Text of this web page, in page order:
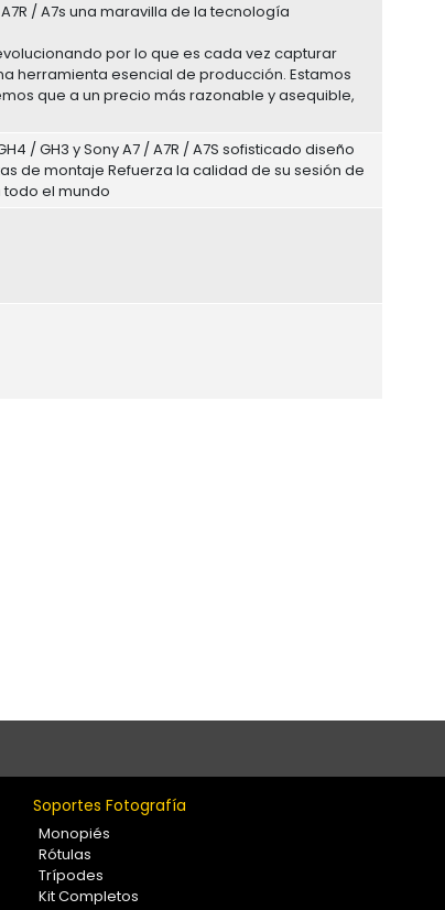
/ A7s una maravilla de la tecnología
por lo que es cada vez capturar
herramienta esencial de producción. Estamos
que a un precio más razonable y asequible,
/ GH3 y Sony A7 / A7R / A7S sofisticado diseño
de montaje Refuerza la calidad de su sesión de
el mundo
Soportes Fotografía
Monopiés
Rótulas
Trípodes
Kit Completos